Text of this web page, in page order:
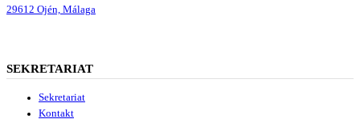
29612 Ojén, Málaga
SEKRETARIAT
Sekretariat
Kontakt